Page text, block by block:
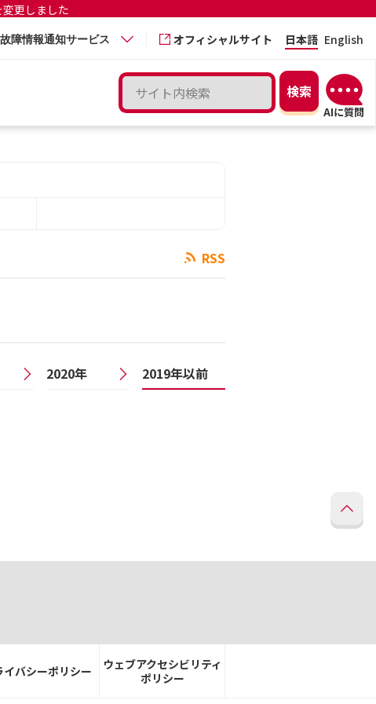
更しました
障情報通知サービス オフィシャルサイト 日本語 English
RSS
2020年 2019年以前
イバシーポリシー
ウェブアクセシビリティ
ポリシー